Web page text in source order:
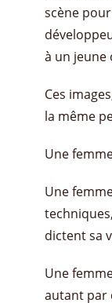
scène
à un jeune
Ces
la même
Une
Une
dictent sa
Une
autant par